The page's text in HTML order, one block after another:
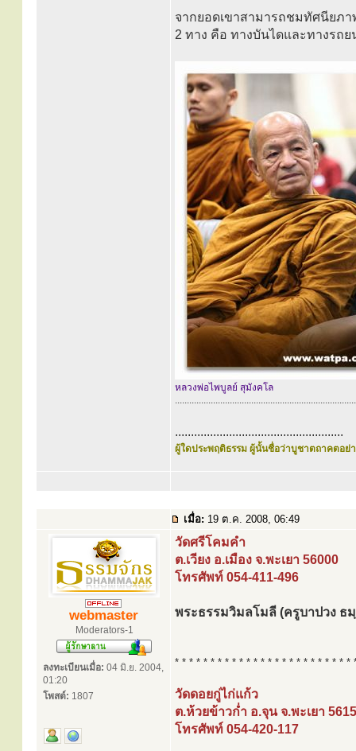
จากยอดเขาสามารถชมทัศนียภา
2 ทาง คือ ทางบันไดและทางรถ
หลวงพ่อไพบูลย์ สุมังคโล
............................................................................
.....................................................
ผู้ใดประพฤติธรรม ผู้นั้นชื่อว่าบูชาตถาคตอย่า
เมื่อ: 19 ต.ค. 2008, 06:49
webmaster
Moderators-1
ลงทะเบียนเมื่อ: 04 มิ.ย. 2004,
01:20
โพสต์: 1807
วัดศรีโคมคำ
ต.เวียง อ.เมือง จ.พะเยา 56000
โทรศัพท์ 054-411-496
พระธรรมวิมลโมลี (ครูบาปวง ธ
* * * * * * * * * * * * * * * * * * * * * * * * *
วัดดอยกู่ไก่แก้ว
ต.ห้วยข้าวก่ำ อ.จุน จ.พะเยา
โทรศัพท์ 054-420-117